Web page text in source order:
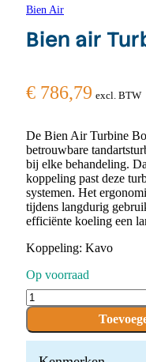
Bien Air
Bien air
€ 786,79 excl. BTW
De Bien Air Turbine
betrouwbare
bij elke behandeling.
koppeling past deze
systemen. Het
tijdens langdurig
efficiënte koeling een
Koppeling: Kavo
Op voorraad
Bien
air
Bora
-